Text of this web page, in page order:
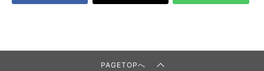
PAGETOPへ